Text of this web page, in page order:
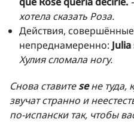
хотела сказать Роза.
Действия,
непреднамеренно:
Хулия сломала ногу.
Снова ставитеse не туда,
звучат странно и
по-испански так, чтобы